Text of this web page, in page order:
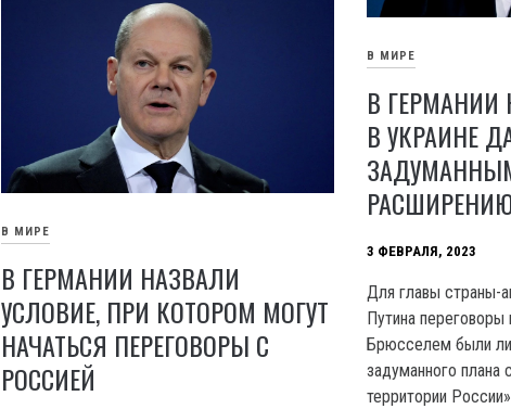
В МИРЕ
В ГЕРМАНИИ
В УКРАИНЕ
3 ФЕВРАЛЯ, 2023
Для главы страны-
Путина
Брюсселем были
задуманного плана
территории
В МИРЕ
В ГЕРМАНИИ НАЗВАЛИ
УСЛОВИЕ, ПРИ КОТОРОМ МОГУТ
НАЧАТЬСЯ ПЕРЕГОВОРЫ С
РОССИЕЙ